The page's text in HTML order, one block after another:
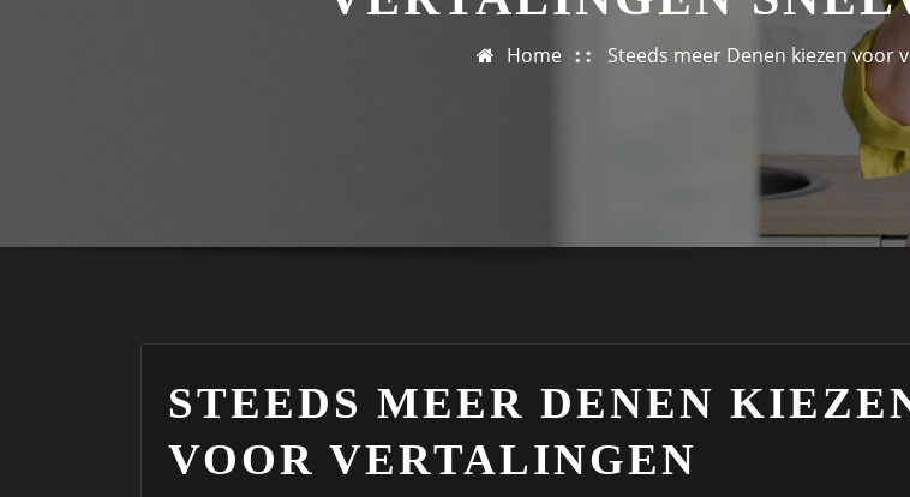
Home Steeds meer Denen kiezen voor
STEEDS MEER DENEN
VOOR VERTALINGEN